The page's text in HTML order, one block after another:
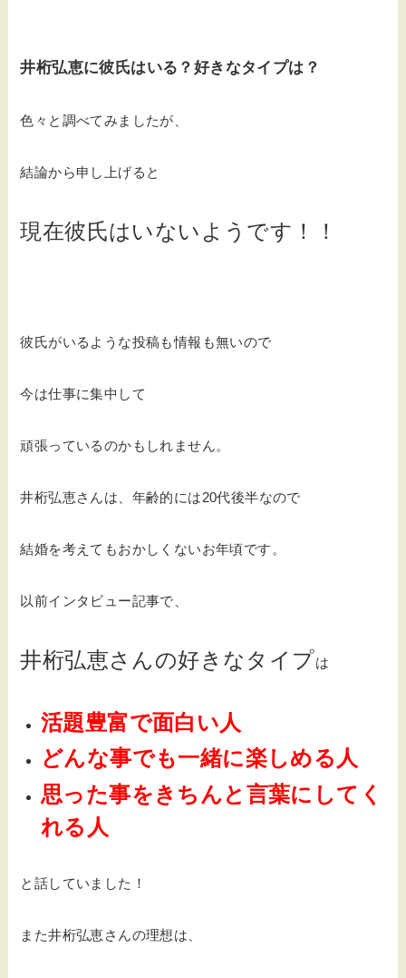
井桁弘恵に彼氏はいる？好きなタイプは？
色々と調べてみましたが、
結論から申し上げると
現在彼氏はいないようです！！
彼氏がいるような投稿も情報も無いので
今は仕事に集中して
頑張っているのかもしれません。
井桁弘恵さんは、年齢的には20代後半なので
結婚を考えてもおかしくないお年頃です。
以前インタビュー記事で、
井桁弘恵さんの好きなタイプは
活題豊富で面白い人
どんな事でも一緒に楽しめる人
思った事をきちんと言葉にしてく
れる人
と話していました！
また井桁弘恵さんの理想は、